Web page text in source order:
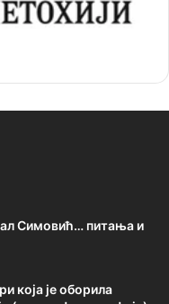
Симовић… питања и
која је оборила